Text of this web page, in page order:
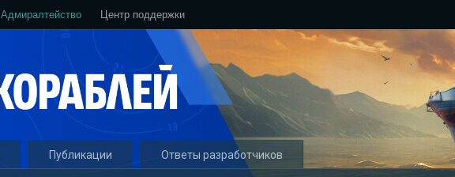
Адмиралтейство Центр поддержки
Публикации Ответы разработчиков